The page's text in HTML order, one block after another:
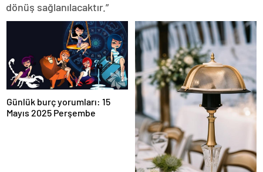
dönüş sağlanılacaktır.”
Günlük burç yorumları: 15
Mayıs 2025 Perşembe